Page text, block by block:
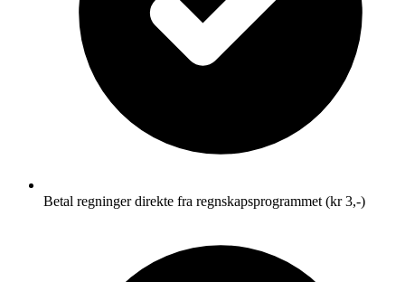
Betal regninger direkte fra regnskapsprogrammet (kr 3,-)